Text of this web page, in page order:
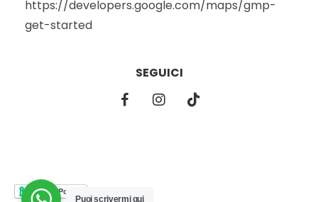
https://developers.google.com/maps/gmp-
get-started
SEGUICI
Puoi scrivermi qui